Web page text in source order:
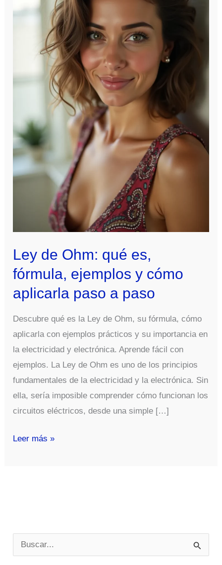
Ley de Ohm: qué es,
fórmula, ejemplos y cómo
aplicarla paso a paso
Descubre qué es la Ley de Ohm, su fórmula, cómo
aplicarla con ejemplos prácticos y su importancia en
la electricidad y electrónica. Aprende fácil con
ejemplos. La Ley de Ohm es uno de los principios
fundamentales de la electricidad y la electrónica. Sin
ella, sería imposible comprender cómo funcionan los
circuitos eléctricos, desde una simple […]
Ley
Leer más »
u